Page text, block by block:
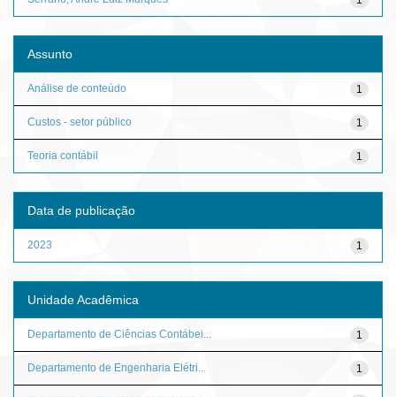
Assunto
1
Análise de conteúdo
1
Custos - setor público
1
Teoria contábil
Data de publicação
1
2023
Unidade Acadêmica
1
Departamento de Ciências Contábei...
1
Departamento de Engenharia Elétri...